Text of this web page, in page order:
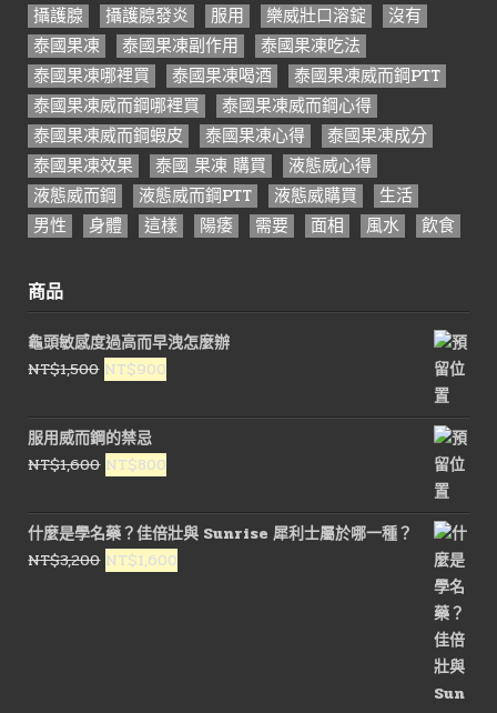
攝護腺
攝護腺發炎 服用 樂威壯口溶錠
沒有
泰國果凍
泰國果凍副作用
泰國果凍吃法
泰國果凍哪裡買
泰國果凍喝酒
泰國果凍威而鋼PTT
泰國果凍威而鋼哪裡買
泰國果凍威而鋼心得
泰國果凍威而鋼蝦皮
泰國果凍心得
泰國果凍成分
泰國果凍效果
泰國 果凍 購買
液態威心得
液態威而鋼
液態威而鋼PTT 液態威購買
生活
男性
身體 這樣 陽痿 需要 面相 風水 飲食
商品
龜頭敏感度過高而早洩怎麼辦
NT$1,500 原
價
格：
NT$1,500。
NT$900
價
格：
NT$900。
服用威而鋼的禁忌
NT$1,600 原
價
格：
NT$1,600。
NT$800
價
格：
NT$800。
什麼是學名藥？佳倍壯與 Sunrise 犀利士屬於哪一種？
NT$3,200 原
NT$1,600